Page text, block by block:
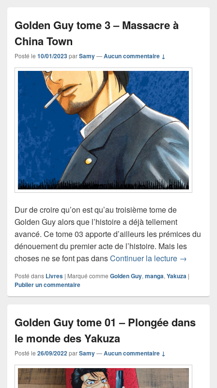
Golden Guy tome 3 – Massacre à
China Town
Posté le 10/01/2023parSamy—Aucun commentaire ↓
Dur de croire qu’on est qu’au troisième tome de
Golden Guy alors que l’histoire a déjà tellement
avancé. Ce tome 03 apporte d’ailleurs les prémices du
dénouement du premier acte de l’histoire. Mais les
choses ne se font pas dansContinuer la lecture Golden
→
Posté dans Livres | Marqué comme Golden Guy, manga, Yakuza |
Publier un commentaire
Golden Guy tome 01 – Plongée dans
le monde des Yakuza
Posté le 26/09/2022parSamy—Aucun commentaire ↓